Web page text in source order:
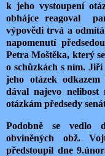
k jeho vystoupení
obhájce reagoval
výpovědi trvá a
napomenutí
Petra Moštěka, který
o schůzkách s ním.
jeho otázek
dával najevo nelibost
otázkám předsedy
Podobně se vedlo
obviněných obž.
předstoupil dne